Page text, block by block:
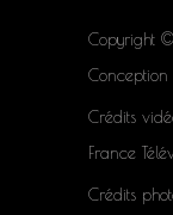
Copyright
Crédits
France
Crédits